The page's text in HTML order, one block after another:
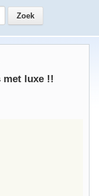
met luxe !!